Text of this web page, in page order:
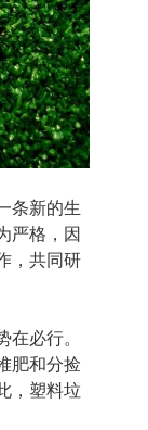
条新的生
严格，因
，共同研
必行。
肥和分捡
，塑料垃